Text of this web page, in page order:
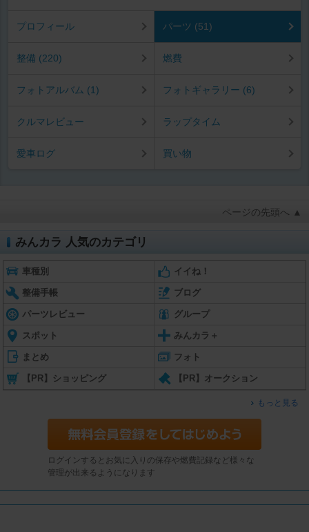
プロフィール パーツ (51)
整備 (220) 燃費
フォトアルバム (1) フォトギャラリー (6)
クルマレビュー ラップタイム
愛車ログ 買い物
ページの先頭へ ▲
みんカラ 人気のカテゴリ
車種別 イイね！
整備手帳 ブログ
パーツレビュー グループ
スポット みんカラ＋
まとめ フォト
【PR】ショッピング 【PR】オークション
もっと見る
ログインするとお気に入りの保存や燃費記録など様々な
管理が出来るようになります